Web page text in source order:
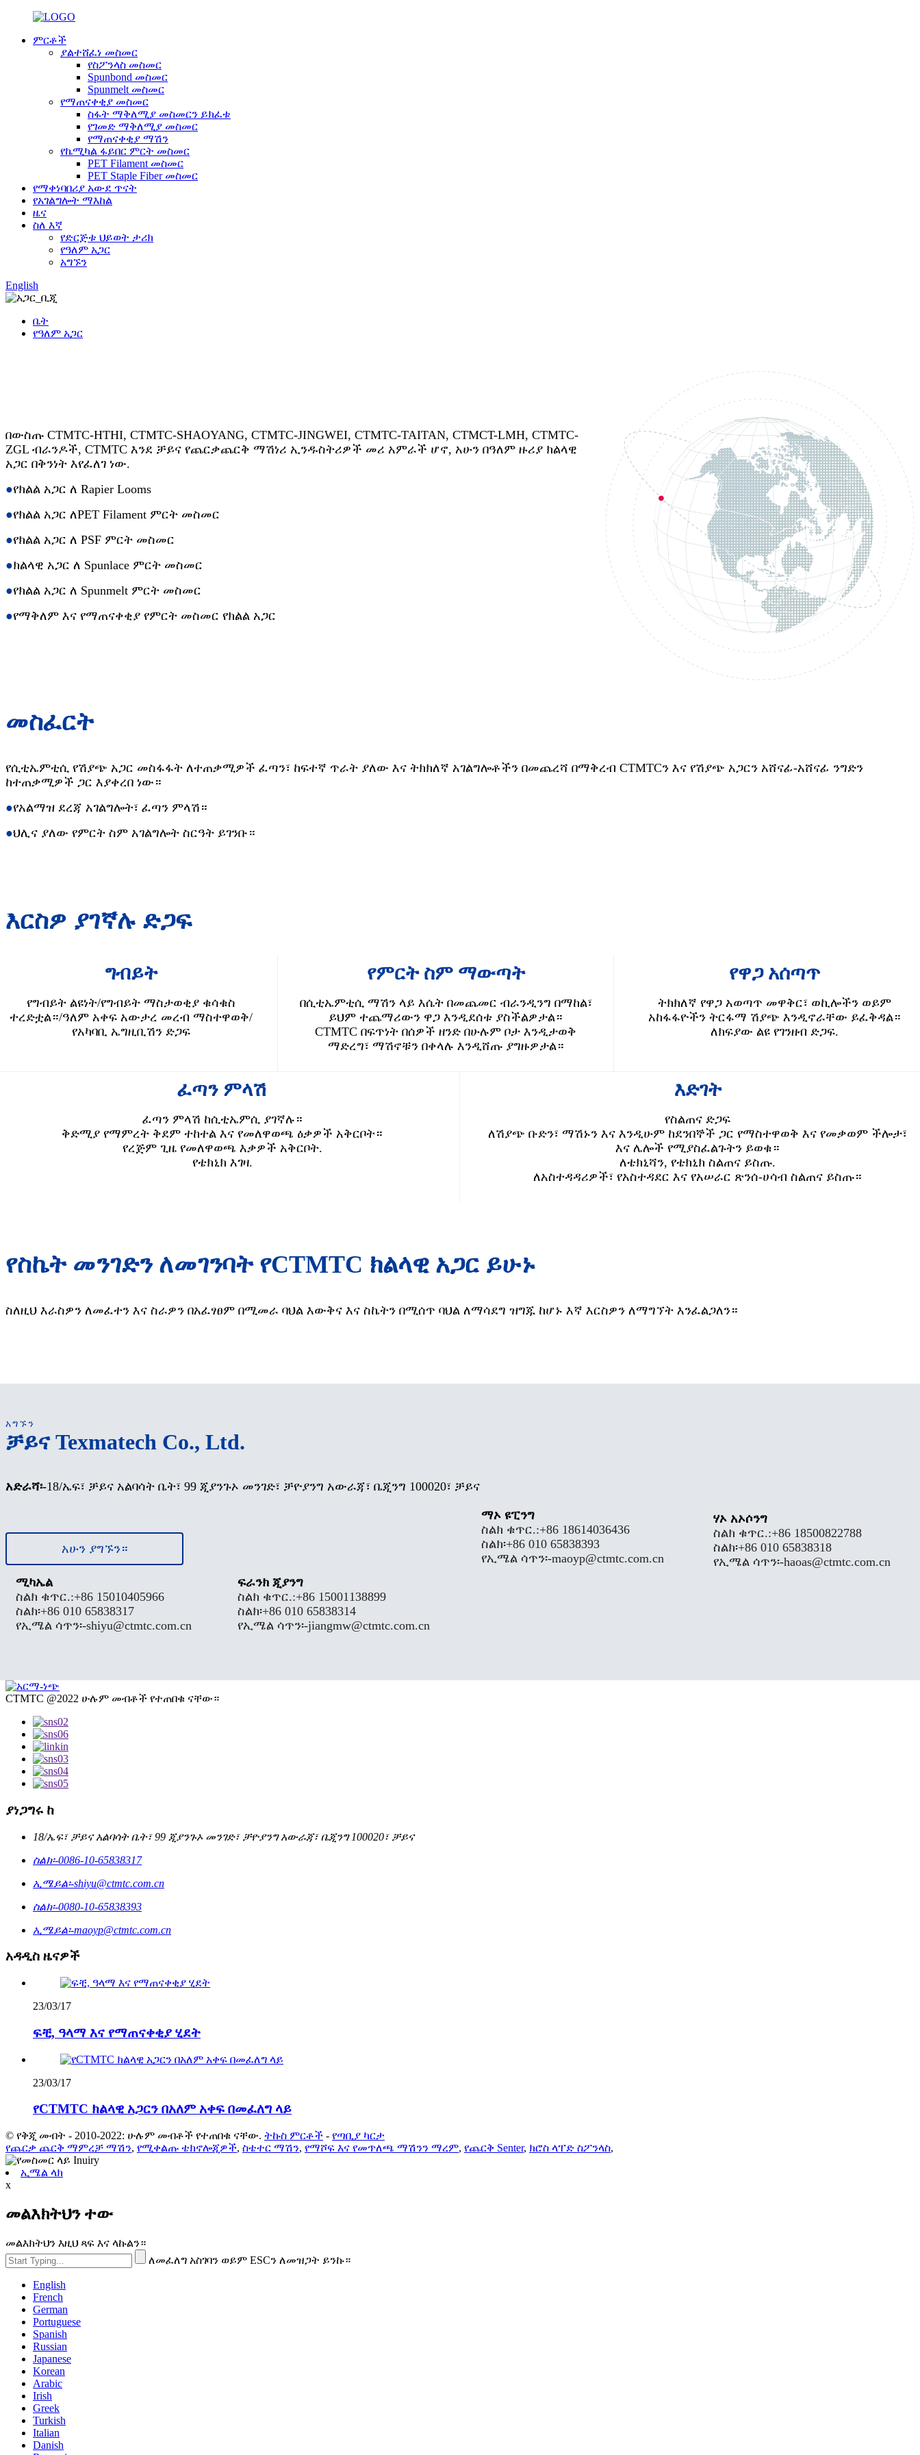
ምርቶች
ያልተሸፈነ መስመር
የስፖንላስ መስመር
Spunbond መስመር
Spunmelt መስመር
የማጠናቀቂያ መስመር
ስፋት ማቅለሚያ መስመርን ይክፈቱ
የገመድ ማቅለሚያ መስመር
የማጠናቀቂያ ማሽን
የኬሚካል ፋይበር ምርት መስመር
PET Filament መስመር
PET Staple Fiber መስመር
የማቀነባበሪያ አውደ ጥናት
የአገልግሎት ማእከል
ዜና
ስለ እኛ
የድርጅቱ ህይወት ታሪክ
የዓለም አጋር
አግኙን
English
ቤት
የዓለም አጋር
በውስጡ CTMTC-HTHI, CTMTC-SHAOYANG, CTMTC-JINGWEI, CTMTC-TAITAN, CTMCT-LMH, CTMTC-
ZGL ብራንዶች, CTMTC እንደ ቻይና የጨርቃጨርቅ ማሽነሪ ኢንዱስትሪዎች መሪ አምራች ሆኖ, አሁን በዓለም ዙሪያ ክልላዊ
አጋር በቅንነት እየፈለገ ነው.
●የክልል አጋር ለ Rapier Looms
●የክልል አጋር ለPET Filament ምርት መስመር
●የክልል አጋር ለ PSF ምርት መስመር
●ክልላዊ አጋር ለ Spunlace ምርት መስመር
●የክልል አጋር ለ Spunmelt ምርት መስመር
●የማቅለም እና የማጠናቀቂያ የምርት መስመር የክልል አጋር
መስፈርት
የሲቲኤምቲሲ የሽያጭ አጋር መስፋፋት ለተጠቃሚዎች ፈጣን፣ ከፍተኛ ጥራት ያለው እና ትክክለኛ አገልግሎቶችን በመጨረሻ በማቅረብ CTMTCን እና የሽያጭ አጋርን አሸናፊ-አሸናፊ ንግድን
ከተጠቃሚዎች ጋር እያቀረበ ነው።
●የአልማዝ ደረጃ አገልግሎት፣ ፈጣን ምላሽ።
●ህሊና ያለው የምርት ስም አገልግሎት ስርዓት ይገንቡ።
እርስዎ ያገኛሉ ድጋፍ
ግብይት
የግብይት ልዩነት/የግብይት ማስታወቂያ ቁሳቁስ
ተረድቷል።/ዓለም አቀፍ አውታረ መረብ ማስተዋወቅ/
የአካባቢ ኤግዚቢሽን ድጋፍ
የምርት ስም ማውጣት
በሲቲኤምቲሲ ማሽን ላይ እሴት በመጨመር ብራንዲንግ በማከል፣
ይህም ተጨማሪውን ዋጋ እንዲደሰቱ ያስችልዎታል።
CTMTC በፍጥነት በሰዎች ዘንድ በሁሉም ቦታ እንዲታወቅ
ማድረግ፣ ማሽኖቹን በቀላሉ እንዲሸጡ ያግዙዎታል።
የዋጋ አሰጣጥ
ትክክለኛ የዋጋ አወጣጥ መዋቅር፣ ወኪሎችን ወይም
አከፋፋዮችን ትርፋማ ሽያጭ እንዲኖራቸው ይፈቅዳል።
ለክፍያው ልዩ የገንዘብ ድጋፍ.
ፈጣን ምላሽ
ፈጣን ምላሽ ከሲቲኤምሲ ያገኛሉ።
ቅድሚያ የማምረት ቅደም ተከተል እና የመለዋወጫ ዕቃዎች አቅርቦት።
የረጅም ጊዜ የመለዋወጫ እቃዎች አቅርቦት.
የቴክኒክ እገዛ.
እድገት
የስልጠና ድጋፍ
ለሽያጭ ቡድን፣ ማሽኑን እና እንዲሁም ከደንበኞች ጋር የማስተዋወቅ እና የመቃወም ችሎታ፣
እና ሌሎች የሚያስፈልጉትን ይወቁ።
ለቴክኒሻን, የቴክኒክ ስልጠና ይስጡ.
ለአስተዳዳሪዎች፣ የአስተዳደር እና የአሠራር ጽንሰ-ሀሳብ ስልጠና ይስጡ።
የስኬት መንገድን ለመገንባት የCTMTC ክልላዊ አጋር ይሁኑ
ስለዚህ እራስዎን ለመፈተን እና ስራዎን በአፈፃፀም በሚመራ ባህል እውቅና እና ስኬትን በሚሰጥ ባህል ለማሳደግ ዝግጁ ከሆኑ እኛ እርስዎን ለማግኘት እንፈልጋለን።
አግኙን
ቻይና Texmatech Co., Ltd.
አድራሻ፡-18/ኤፍ፣ ቻይና አልባሳት ቤት፣ 99 ጂያንጉኦ መንገድ፣ ቻዮያንግ አውራጃ፣ ቤጂንግ 100020፣ ቻይና
አሁን ያግኙን።
ሚካኤል
ስልክ ቁጥር.:+86 15010405966
ስልክ፡+86 010 65838317
የኢሜል ሳጥን፡-shiyu@ctmtc.com.cn
ፍራንክ ጂያንግ
ስልክ ቁጥር.:+86 15001138899
ስልክ፡+86 010 65838314
የኢሜል ሳጥን፡-jiangmw@ctmtc.com.cn
ማኦ ዩፒንግ
ስልክ ቁጥር.:+86 18614036436
ስልክ፡+86 010 65838393
የኢሜል ሳጥን፡-maoyp@ctmtc.com.cn
ሃኦ አኦሶንግ
ስልክ ቁጥር.:+86 18500822788
ስልክ፡+86 010 65838318
የኢሜል ሳጥን፡-haoas@ctmtc.com.cn
CTMTC @2022 ሁሉም መብቶች የተጠበቁ ናቸው።
ያነጋግሩ ከ
18/ኤፍ፣ ቻይና አልባሳት ቤት፣ 99 ጂያንጉኦ መንገድ፣ ቻዮያንግ አውራጃ፣ ቤጂንግ 100020፣ ቻይና
ስልክ፡-0086-10-65838317
ኢሜይል፡-shiyu@ctmtc.com.cn
ስልክ፡-0080-10-65838393
ኢሜይል፡-maoyp@ctmtc.com.cn
አዳዲስ ዜናዎች
23/03/17
ፍቺ, ዓላማ እና የማጠናቀቂያ ሂደት
23/03/17
የCTMTC ክልላዊ አጋርን በአለም አቀፍ በመፈለግ ላይ
© የቅጂ መብት - 2010-2022: ሁሉም መብቶች የተጠበቁ ናቸው. ትኩስ ምርቶች - የጣቢያ ካርታ
የጨርቃ ጨርቅ ማምረቻ ማሽን, የሚቀልጡ ቴክኖሎጂዎች, ስቴተር ማሽን, የማሾፍ እና የመጥለጫ ማሽንን ማረም, የጨርቅ Senter, ክሮስ ላፐድ ስፖንላስ,
ኢሜል ላክ
x
መልእክትህን ተው
መልእክትህን እዚህ ጻፍ እና ላኩልን።
ለመፈለግ አስገባን ወይም ESCን ለመዝጋት ይንኩ።
English
French
German
Portuguese
Spanish
Russian
Japanese
Korean
Arabic
Irish
Greek
Turkish
Italian
Danish